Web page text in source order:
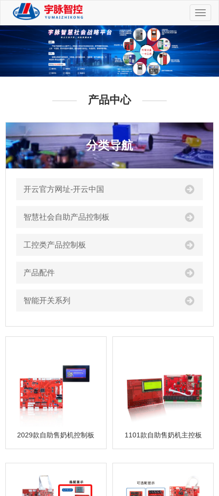
切
换
航
产品中心
分类导航
开云官方网址-开云中国
智慧社会自助产品控制板
工控类产品控制板
产品配件
智能开关系列
2029款自助售奶机控制板 1101款自助售奶机主控板